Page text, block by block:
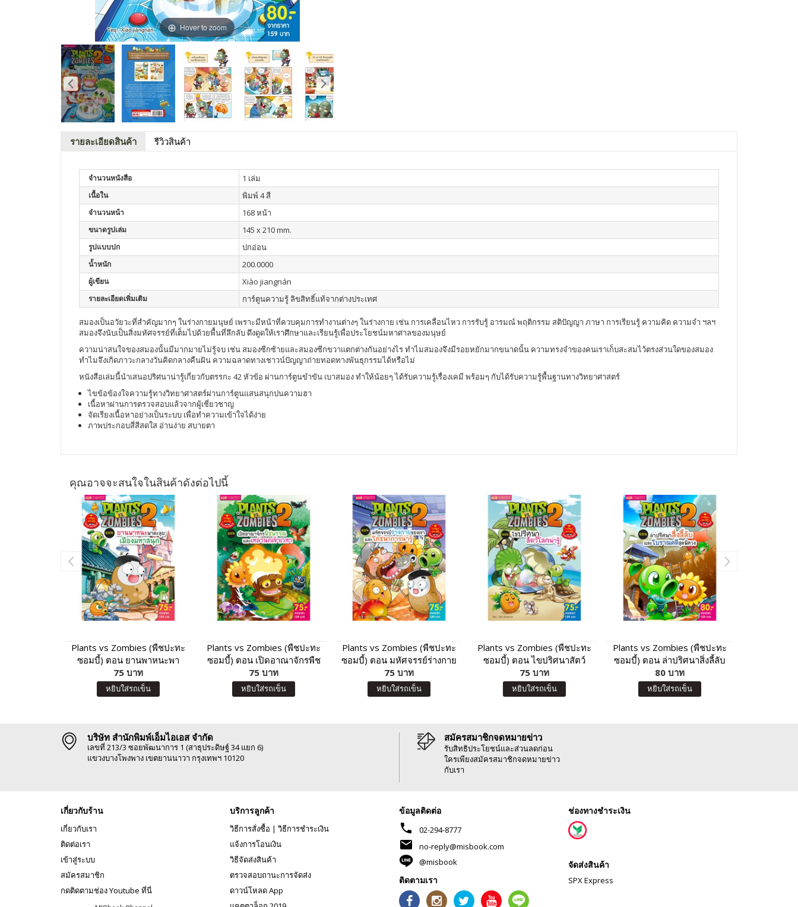
Hover to zoom
รายละเอียดสินค้า รีวิวสินค้า
จำนวนหนังสือ 1 เล่ม
เนื้อใน พิมพ์ 4 สี
จำนวนหน้า 168 หน้า
ขนาดรูปเล่ม 145 x 210 mm.
รูปแบบปก ปกอ่อน
น้ำหนัก 200.0000
ผู้เขียน Xiào jiangnán
รายละเอียดเพิ่มเติม การ์ตูนความรู้ ลิขสิทธิ์แท้จากต่างประเทศ
สมองเป็นอวัยวะที่สำคัญมากๆ ในร่างกายมนุษย์ เพราะมีหน้าที่ควบคุมการทำงานต่างๆ ในร่างกาย เช่น การเคลื่อนไหว การรับรู้ อารมณ์ พฤติกรรม สติปัญญา ภาษา การเรียนรู้ ความคิด ความจำ ฯลฯ
สมองจึงนับเป็นสิ่งมหัศจรรย์ที่เต็มไปด้วยพื้นที่ลึกลับ ดึงดูดให้เราศึกษาและเรียนรู้เพื่อประโยชน์มหาศาลของมนุษย์
ความน่าสนใจของสมองนั้นมีมากมายไม่รู้จบ เช่น สมองซีกซ้ายและสมองซีกขวาแตกต่างกันอย่างไร ทำไมสมองจึงมีรอยหยักมากขนาดนั้น ความทรงจำของคนเราเก็บสะสมไว้ตรงส่วนใดของสมอง
ทำไมจึงเกิดภาวะกลางวันคิดกลางคืนฝัน ความฉลาดทางเชาวน์ปัญญาถ่ายทอดทางพันธุกรรมได้หรือไม่
หนังสือเล่มนี้นำเสนอปริศนาน่ารู้เกี่ยวกับตรรกะ 42 หัวข้อ ผ่านการ์ตูนขำขัน เบาสมอง ทำให้น้อยๆ ได้รับความรู้เรื่องเคมี พร้อมๆ กับได้รับความรู้พื้นฐานทางวิทยาศาสตร์
ไขข้อข้องใจความรู้ทางวิทยาศาสตร์ผ่านการ์ตูนแสนสนุกปนความฮา
เนื้อหาผ่านการตรวจสอบแล้วจากผู้เชี่ยวชาญ
จัดเรียงเนื้อหาอย่างเป็นระบบ เพื่อทำความเข้าใจได้ง่าย
ภาพประกอบสี่สีสดใส อ่านง่าย สบายตา
คุณอาจจะสนใจในสินค้าดังต่อไปนี้
Plants vs Zombies (พืชปะทะ
ซอมบี้) ตอน ยานพาหนะพา
ตะลุย เมืองมหาสนุก
75 บาท
หยิบใส่รถเข็น
Plants vs Zombies (พืชปะทะ
ซอมบี้) ตอน เปิดอาณาจักรพืช
พรรณ และเหล่านกเจ้าเวหา
75 บาท
หยิบใส่รถเข็น
Plants vs Zombies (พืชปะทะ
ซอมบี้) ตอน มหัศจรรย์ร่างกาย
ของเรา และโภชนาการน่ารู้
75 บาท
หยิบใส่รถเข็น
Plants vs Zombies (พืชปะทะ
ซอมบี้) ตอน ไขปริศนาสัตว์
โลกน่ารู้
75 บาท
หยิบใส่รถเข็น
Plants vs Zombies (พืชปะทะ
ซอมบี้) ตอน ล่าปริศนาสิ่งลี้ลับ
และโบราณคดีสุดพิศวง
80 บาท
หยิบใส่รถเข็น
บริษัท สำนักพิมพ์เอ็มไอเอส จำกัด
เลขที่ 213/3 ซอยพัฒนาการ 1 (สาธุประดิษฐ์ 34 แยก 6)
แขวงบางโพงพาง เขตยานนาวา กรุงเทพฯ 10120
สมัครสมาชิกจดหมายข่าว
รับสิทธิประโยชน์และส่วนลดก่อน
ใครเพียงสมัครสมาชิกจดหมายข่าว
กับเรา
เกี่ยวกับร้าน
เกี่ยวกับเรา
ติดต่อเรา
เข้าสู่ระบบ
สมัครสมาชิก
กดติดตามช่อง Youtube ที่นี่
บริการลูกค้า
วิธีการสั่งซื้อ | วิธีการชำระเงิน
แจ้งการโอนเงิน
วิธีจัดส่งสินค้า
ตรวจสอบถานะการจัดส่ง
ดาวน์โหลด App
ข้อมูลติดต่อ
phone 02-294-8777
mail
no-reply@misbook.com
@misbook
ติดตามเรา
ช่องทางชำระเงิน
จัดส่งสินค้า
SPX Express